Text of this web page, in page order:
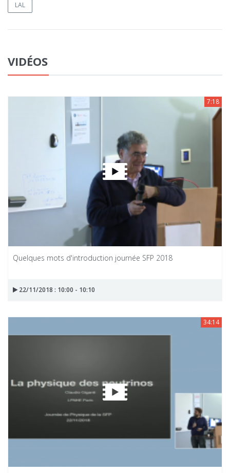
LAL
VIDÉOS
7:18
Quelques mots d'introduction journée SFP 2018
22/11/2018 : 10:00 - 10:10
34:14